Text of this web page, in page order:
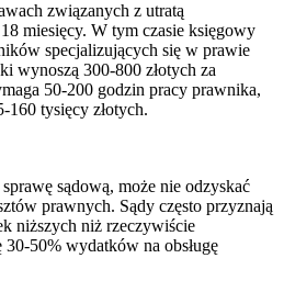
związanych z utratą
miesięcy. W tym czasie księgowy
specjalizujących się w prawie
wynoszą 300-800 złotych za
50-200 godzin pracy prawnika,
160 tysięcy złotych.
sądową, może nie odzyskać
prawnych. Sądy często przyznają
niższych niż rzeczywiście
30-50% wydatków na obsługę